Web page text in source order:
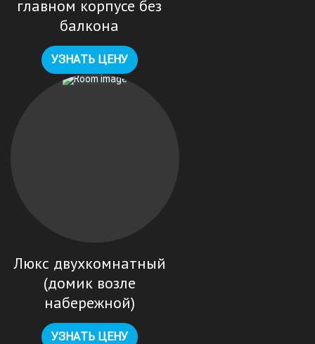
главном корпусе без
балкона
УЗНАТЬ ЦЕНУ
Люкс двухкомнатный
(домик возле
набережной)
УЗНАТЬ ЦЕНУ